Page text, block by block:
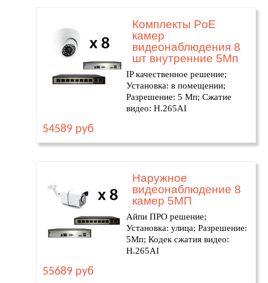
Комплекты PoE
камер
видеонаблюдения 8
шт внутренние 5Мп
IP качественное решение;
Установка: в помещении;
Разрешение: 5 Мп; Сжатие
видео: H.265AI
54589 руб
Наружное
видеонаблюдение 8
камер 5МП
Айпи ПРО решение;
Установка: улица; Разрешение:
5Мп; Кодек сжатия видео:
H.265AI
55689 руб